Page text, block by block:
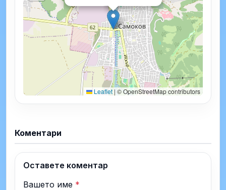
Leaflet | © OpenStreetMap contributors
Коментари
Оставете коментар
Вашето име *